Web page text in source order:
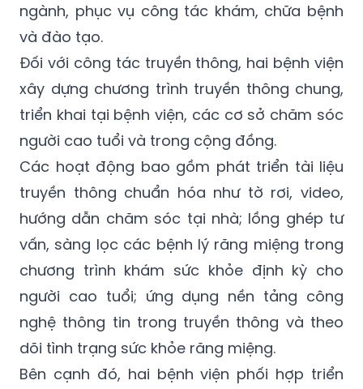
ngành, phục vụ công tác khám, chữa bệnh
và đào tạo.
Đối với công tác truyền thông, hai bệnh viện
xây dựng chương trình truyền thông chung,
triển khai tại bệnh viện, các cơ sở chăm sóc
người cao tuổi và trong cộng đồng.
Các hoạt động bao gồm phát triển tài liệu
truyền thông chuẩn hóa như tờ rơi, video,
hướng dẫn chăm sóc tại nhà; lồng ghép tư
vấn, sàng lọc các bệnh lý răng miệng trong
chương trình khám sức khỏe định kỳ cho
người cao tuổi; ứng dụng nền tảng công
nghệ thông tin trong truyền thông và theo
dõi tình trạng sức khỏe răng miệng.
Bên cạnh đó, hai bệnh viện phối hợp triển